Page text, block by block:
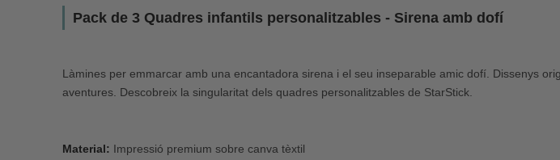
Pack de 3 Quadres infantils personalitzables - Sirena amb dofí
Làmines per emmarcar amb una encantadora sirena i el seu inseparable amic dofí. Dissenys
aventures. Descobreix la singularitat dels quadres personalitzables de StarStick.
Material: Impressió premium sobre canva tèxtil